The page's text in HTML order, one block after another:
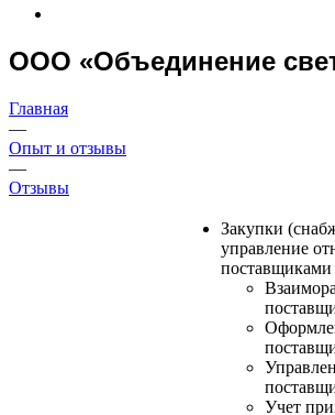
ООО «Объединение
Главная
—
Опыт и отзывы
—
Отзывы
Закупки
управление
поставщиками
Учет